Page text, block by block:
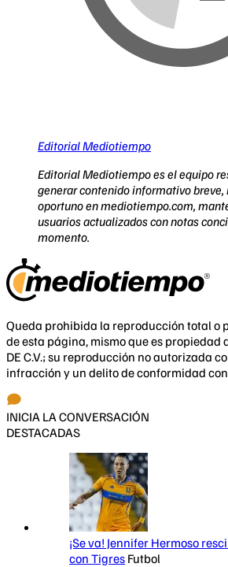
Editorial Mediotiempo
Editorial Mediotiempo es el equipo
generar contenido informativo breve,
oportuno en mediotiempo.com,
usuarios actualizados con notas
momento.
Queda prohibida la reproducción total o
de esta página, mismo que es propiedad
DE C.V.; su reproducción no autorizada
infracción y un delito de conformidad
INICIA LA CONVERSACIÓN
DESTACADAS
¡Se va! Jennifer Hermoso
con Tigres Futbol